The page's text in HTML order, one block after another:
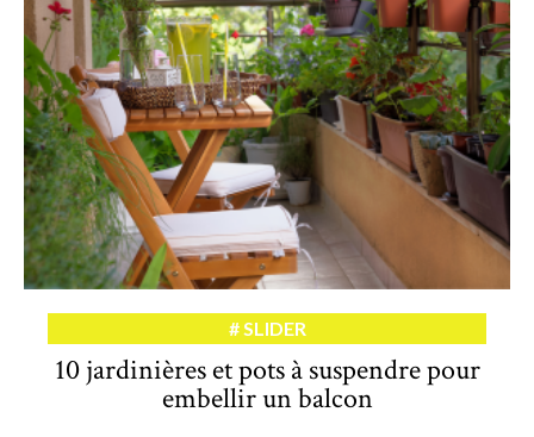
SLIDER
10 jardinières et pots à suspendre pour
embellir un balcon